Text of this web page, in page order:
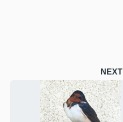
NEXT